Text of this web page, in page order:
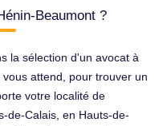
Beaumont ?
la sélection d'un avocat à
attend, pour trouver un
votre localité de
de-Calais, en Hauts-de-